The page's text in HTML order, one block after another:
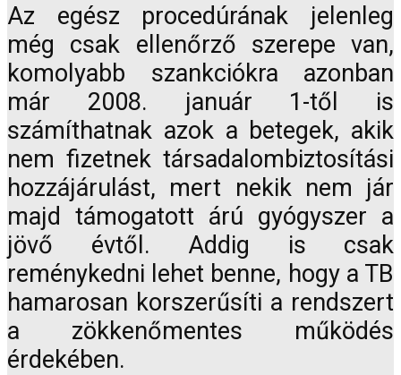
Az egész procedúrának jelenleg
még csak ellenőrző szerepe van,
komolyabb szankciókra azonban
már 2008. január 1-től is
számíthatnak azok a betegek, akik
nem fizetnek társadalombiztosítási
hozzájárulást, mert nekik nem jár
majd támogatott árú gyógyszer a
jövő évtől. Addig is csak
reménykedni lehet benne, hogy a TB
hamarosan korszerűsíti a rendszert
a zökkenőmentes működés
érdekében.